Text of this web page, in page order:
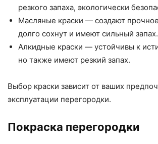
резкого запаха, экологически
Масляные краски — создают
долго сохнут и имеют сильный запах.
Алкидные краски — устойчивы к
но также имеют резкий запах.
Выбор краски зависит от ваших
эксплуатации перегородки.
Покраска перегородки